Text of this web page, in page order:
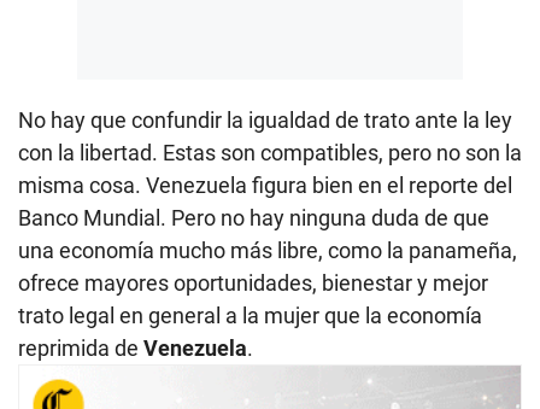
No hay que confundir la igualdad de trato ante la ley
con la libertad. Estas son compatibles, pero no son la
misma cosa. Venezuela figura bien en el reporte del
Banco Mundial. Pero no hay ninguna duda de que
una economía mucho más libre, como la panameña,
ofrece mayores oportunidades, bienestar y mejor
trato legal en general a la mujer que la economía
reprimida de Venezuela.